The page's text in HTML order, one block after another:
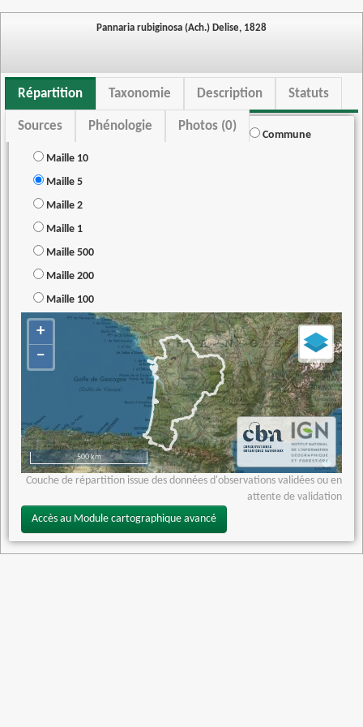
Pannaria rubiginosa (Ach.) Delise, 1828
Répartition Taxonomie Description Statuts
Sources Phénologie Photos (0)
Commune
Maille 10
Maille 5
Maille 2
Maille 1
Maille 500
Maille 200
Maille 100
+
−
500 km
Couche de répartition issue des données d'observations validées ou en
attente de validation
Accès au Module cartographique avancé